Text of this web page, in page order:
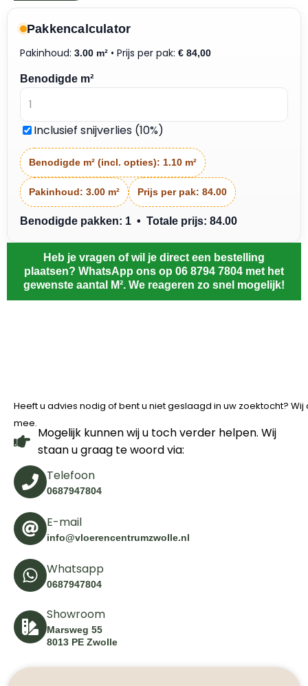
Pakkencalculator
Pakinhoud: 3.00 m² • Prijs per pak: € 84,00
Benodigde m²
Inclusief snijverlies (10%)
Benodigde m² (incl. opties): 1.10 m²
Pakinhoud: 3.00 m² Prijs per pak: 84.00
Benodigde pakken: 1 • Totale prijs: 84.00
Heb je vragen of wil je direct een bestelling
plaatsen? WhatsApp ons op 06 8794 7804 met het
gewenste aantal M². We reageren zo snel mogelijk!
Heeft u advies nodig of bent u niet geslaagd in uw zoektocht?
mee.
Mogelijk kunnen wij u toch verder helpen. Wij
staan u graag te woord via:
Telefoon
0687947804
E-mail
info@vloerencentrumzwolle.nl
Whatsapp
0687947804
Showroom
Marsweg 55
8013 PE Zwolle